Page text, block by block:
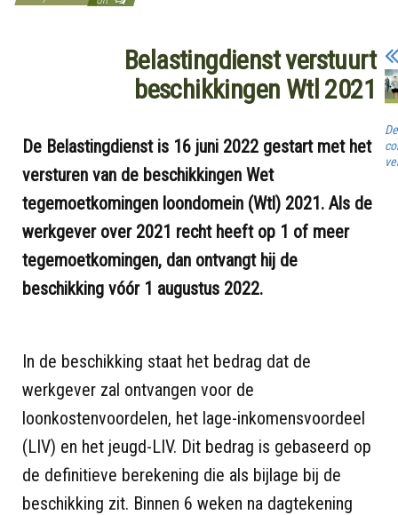
Belastingdienst verstuurt
beschikkingen Wtl 2021
De Belastingdienst is 16 juni 2022 gestart met het
versturen van de beschikkingen Wet
tegemoetkomingen loondomein (Wtl) 2021. Als de
werkgever over 2021 recht heeft op 1 of meer
tegemoetkomingen, dan ontvangt hij de
beschikking vóór 1 augustus 2022.
In de beschikking staat het bedrag dat de
werkgever zal ontvangen voor de
loonkostenvoordelen, het lage-inkomensvoordeel
(LIV) en het jeugd-LIV. Dit bedrag is gebaseerd op
de definitieve berekening die als bijlage bij de
beschikking zit. Binnen 6 weken na dagtekening
De